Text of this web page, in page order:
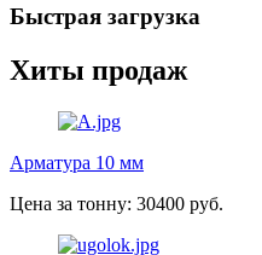
Быстрая загрузка
Хиты продаж
Арматура 10 мм
Цена за тонну: 30400 руб.